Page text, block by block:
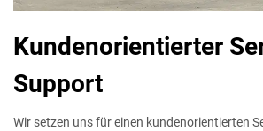
Kundenorientierter
Support
Wir setzen uns für einen kundenorientierten